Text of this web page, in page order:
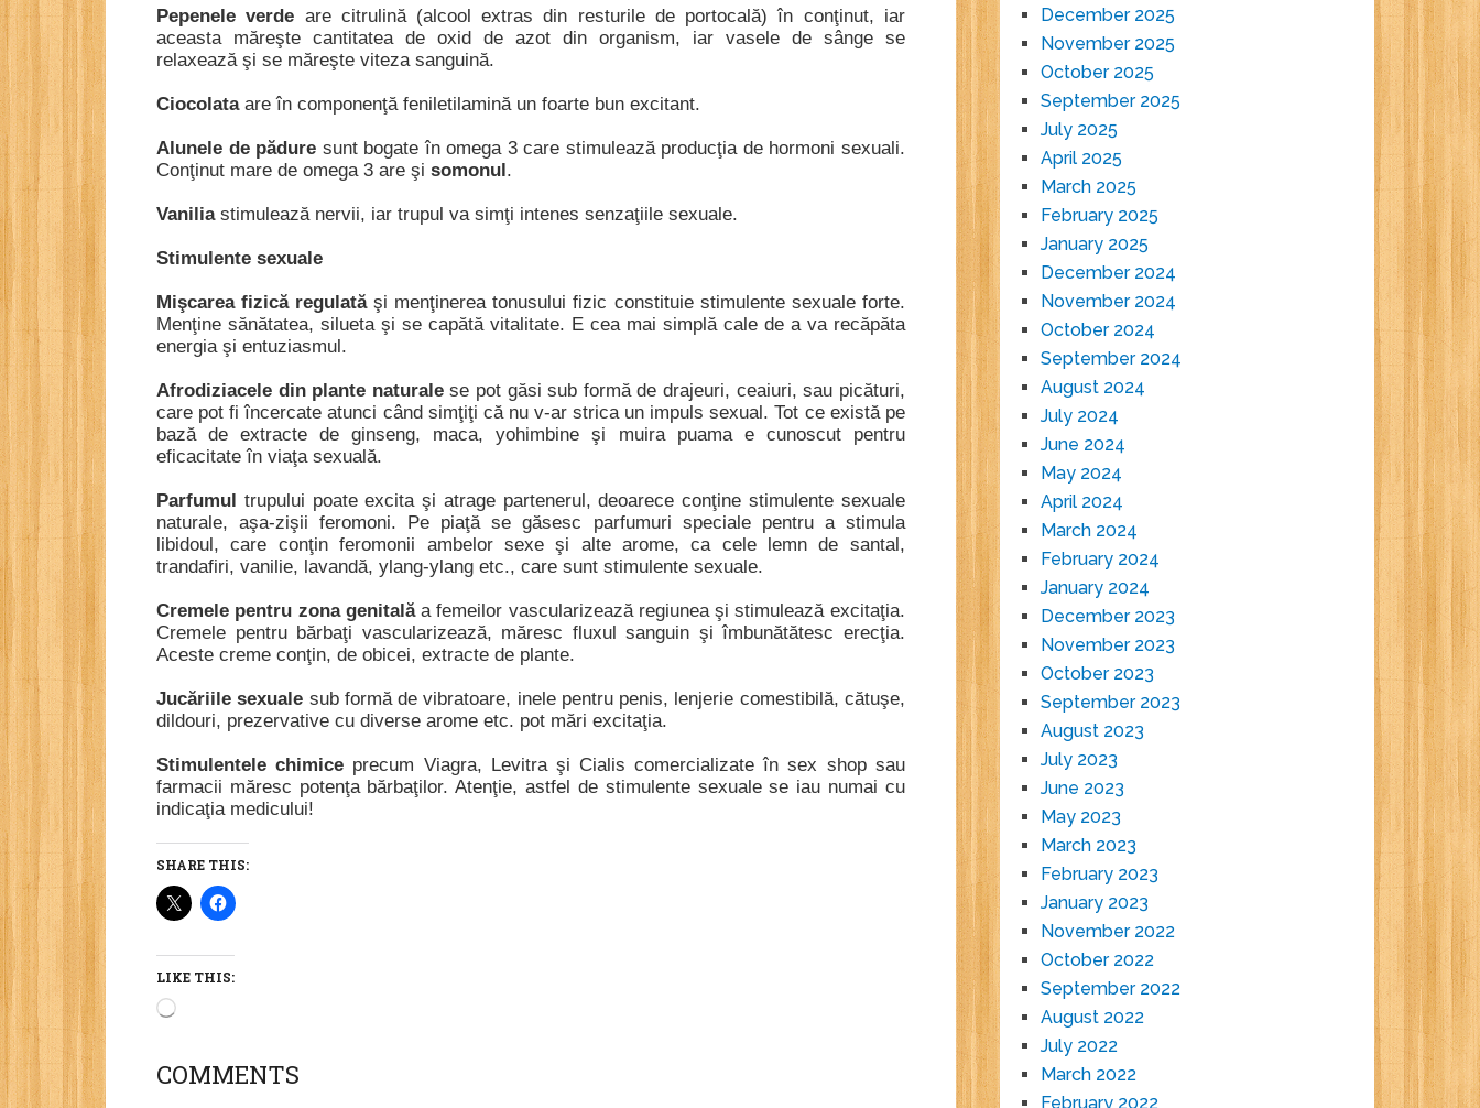
Pepenele verde are citrulină (alcool extras din resturile de portocală) în conţinut, iar
aceasta măreşte cantitatea de oxid de azot din organism, iar vasele de sânge se
relaxează şi se măreşte viteza sanguină.
Ciocolataare în componenţă feniletilamină un foarte bun excitant.
Alunele de pădure sunt bogate în omega 3 care stimulează producţia de hormoni sexuali.
Conţinut mare de omega 3 are şisomonul .
Vaniliastimulează nervii, iar trupul va simţi intenes senzaţiile sexuale.
Stimulente sexuale
Mişcarea fizică regulatăşi menţinerea tonusului fizic constituie stimulente sexuale forte.
Menţine sănătatea, silueta şi se capătă vitalitate. E cea mai simplă cale de a va recăpăta
energia şi entuziasmul.
Afrodiziacele din plante naturalese pot găsi sub formă de drajeuri, ceaiuri, sau picături,
care pot fi încercate atunci când simţiţi că nu v-ar strica un impuls sexual. Tot ce există pe
bază de extracte de ginseng, maca, yohimbine şi muira puama e cunoscut pentru
eficacitate în viaţa sexuală.
Parfumul
trupului poate excita şi atrage partenerul, deoarece conţine stimulente sexuale
naturale, aşa-zişii feromoni. Pe piaţă se găsesc parfumuri speciale pentru a stimula
libidoul, care conţin feromonii ambelor sexe şi alte arome, ca cele lemn de santal,
trandafiri, vanilie, lavandă, ylang-ylang etc., care sunt stimulente sexuale.
Cremele pentru zona genitalăa femeilor vascularizează regiunea şi stimulează excitaţia.
Cremele pentru bărbaţi vascularizează, măresc fluxul sanguin şi îmbunătătesc erecţia.
Aceste creme conţin, de obicei, extracte de plante.
Jucăriile sexuale sub formă de vibratoare, inele pentru penis, lenjerie comestibilă, cătuşe,
dildouri, prezervative cu diverse arome etc. pot mări excitaţia.
Stimulentele chimice precum Viagra, Levitra şi Cialis comercializate însex shop sau
farmacii măresc potenţa bărbaţilor. Atenţie, astfel de stimulente sexuale se iau numai cu
indicaţia medicului!
SHARE THIS:
LIKE THIS:
Loading…
COMMENTS
December 2025
November 2025
October 2025
September 2025
July 2025
April 2025
March 2025
February 2025
January 2025
December 2024
November 2024
October 2024
September 2024
August 2024
July 2024
June 2024
May 2024
April 2024
March 2024
February 2024
January 2024
December 2023
November 2023
October 2023
September 2023
August 2023
July 2023
June 2023
May 2023
March 2023
February 2023
January 2023
November 2022
October 2022
September 2022
August 2022
July 2022
March 2022
February 2022